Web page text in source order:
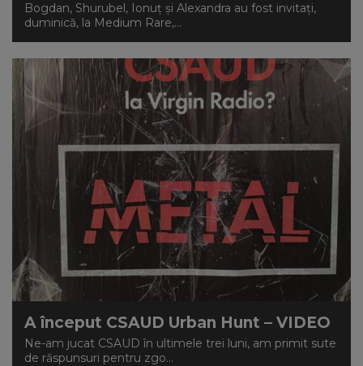
Bogdan, Shurubel, Ionuț și Alexandra au fost invitați,
duminică, la Medium Rare,...
A început CSAUD Urban Hunt – VIDEO
Ne-am jucat CSAUD în ultimele trei luni, am primit sute
de răspunsuri pentru zgo...